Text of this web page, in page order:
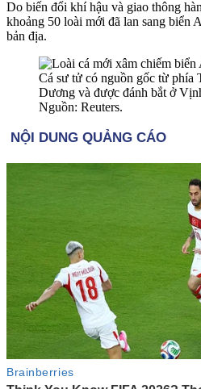
Do biến đổi khí hậu và giao thông
khoảng 50 loài mới đã lan sang biển
bản địa.
Cá sư tử có nguồn gốc từ
Dương và được đánh bắt ở
Nguồn: Reuters.